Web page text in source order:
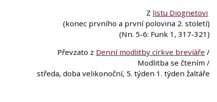
Z listu Diognetovi
(konec prvního a první polovina 2. století)
(Nn. 5-6: Funk 1, 317-321)
Převzato z Denní modlitby církve brevíáře /
Modlitba se čtením /
středa, doba velikonoční, 5. týden 1. týden žaltáře